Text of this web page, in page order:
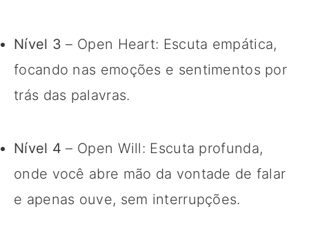
Nível 3 – Open Heart: Escuta empática,
focando nas emoções e sentimentos por
trás das palavras.
Nível 4 – Open Will: Escuta profunda,
onde você abre mão da vontade de falar
e apenas ouve, sem interrupções.